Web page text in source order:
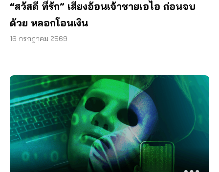
“สวัสดี ที่รัก” เสียงอ้อนเจ้าชายเอไอ ก่อนจบ
ด้วย หลอกโอนเงิน
16 กรกฎาคม 2569